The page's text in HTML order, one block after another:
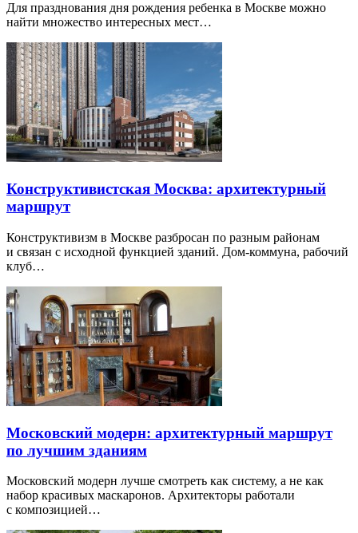
Для празднования дня рождения ребенка в Москве можно
найти множество интересных мест…
Конструктивистская Москва: архитектурный
маршрут
Конструктивизм в Москве разбросан по разным районам
и связан с исходной функцией зданий. Дом-коммуна, рабочий
клуб…
Московский модерн: архитектурный маршрут
по лучшим зданиям
Московский модерн лучше смотреть как систему, а не как
набор красивых маскаронов. Архитекторы работали
с композицией…